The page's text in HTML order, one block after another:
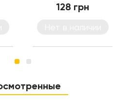
128 грн